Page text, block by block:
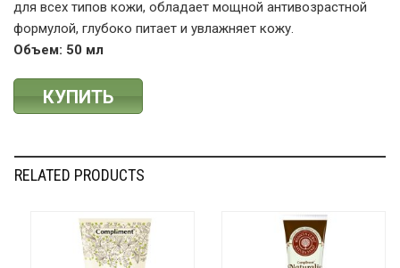
для всех типов кожи, обладает мощной антивозрастной
формулой, глубоко питает и увлажняет кожу.
Объем: 50 мл
КУПИТЬ
RELATED PRODUCTS